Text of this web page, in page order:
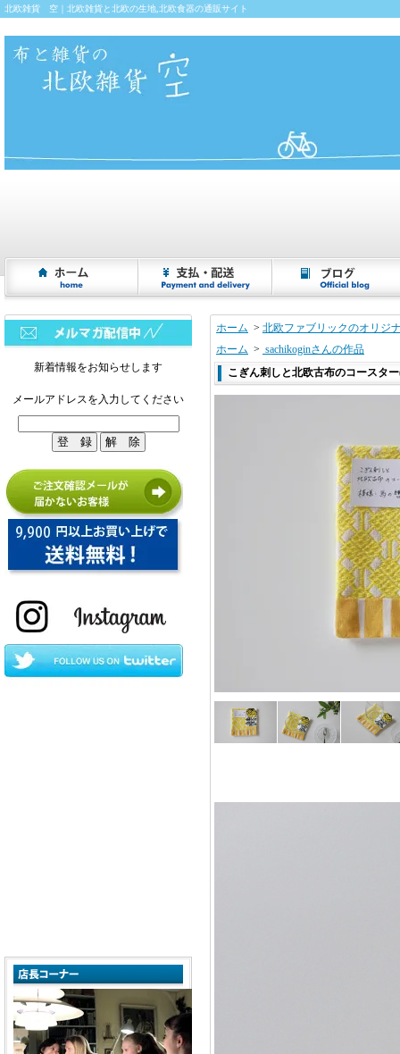
北欧雑貨 空｜北欧雑貨と北欧の生地,北欧食器の通販サイト
新着情報をお知らせします
メールアドレスを入力してください
ホーム > 北欧ファブリックのオリジ
ホーム > sachikoginさんの作品
こぎん刺しと北欧古布のコースター